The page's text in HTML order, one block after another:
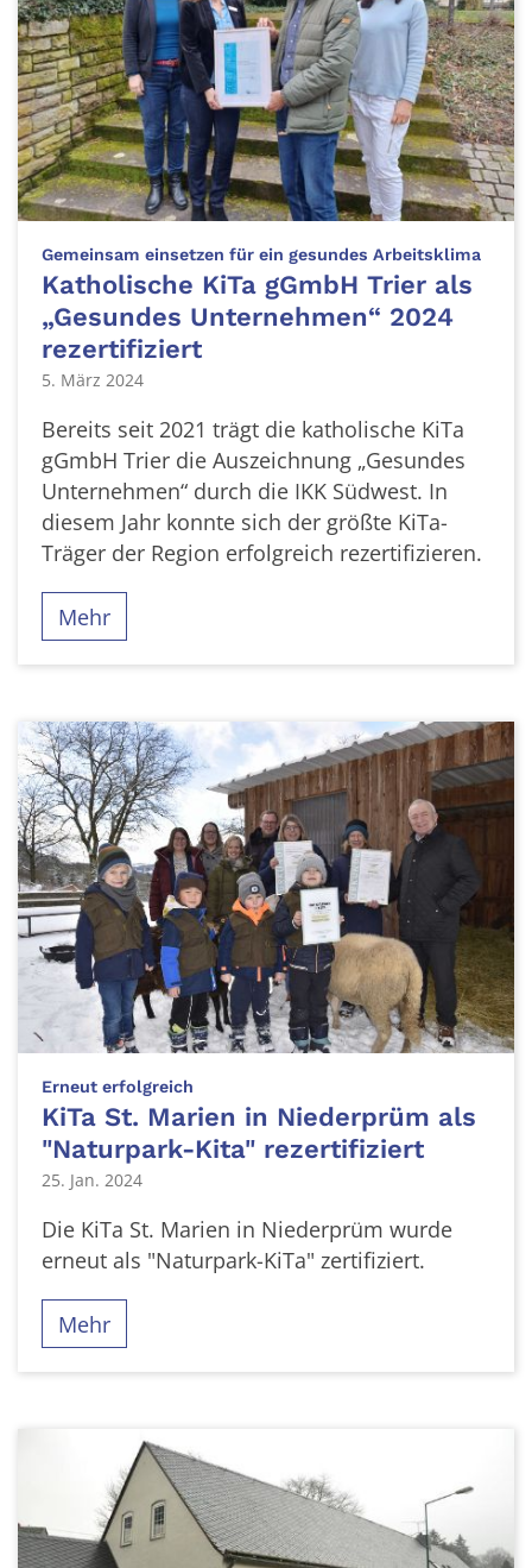
Gemeinsam einsetzen für ein gesundes Arbeitsklima
Katholische KiTa gGmbH Trier als
„Gesundes Unternehmen“ 2024
rezertifiziert
5. März 2024
Bereits seit 2021 trägt die katholische KiTa
gGmbH Trier die Auszeichnung „Gesundes
Unternehmen“ durch die IKK Südwest. In
diesem Jahr konnte sich der größte KiTa-
Träger der Region erfolgreich rezertifizieren.
Mehr
Erneut erfolgreich
KiTa St. Marien in Niederprüm als
"Naturpark-Kita" rezertifiziert
25. Jan. 2024
Die KiTa St. Marien in Niederprüm wurde
erneut als "Naturpark-KiTa" zertifiziert.
Mehr